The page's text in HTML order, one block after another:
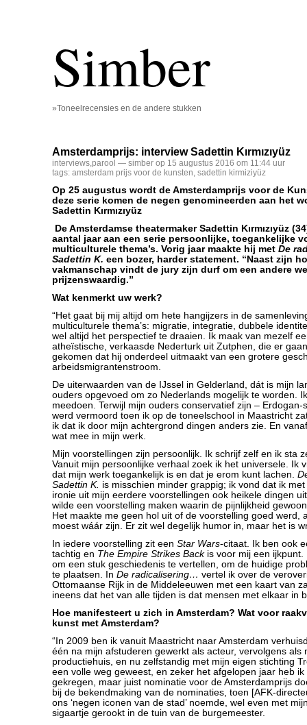
Simber
»Toneelrecensies en de andere stukken
Amsterdamprijs: interview Sadettin Kırmızıyüz
interviews,parool — simber op 15 augustus 2016 om 11:44 uur
tags: amsterdam prijs voor de kunsten, sadettin kirmiziyüz
Op 25 augustus wordt de Amsterdamprijs voor de
deze serie komen de negen genomineerden aan het
Sadettin Kırmızıyüz
De Amsterdamse theatermaker Sadettin Kırmızıyüz
aantal jaar aan een serie persoonlijke, toegankelijke
multiculturele thema’s. Vorig jaar maakte hij met De
Sadettin K. een bozer, harder statement. “Naast zijn
vakmanschap vindt de jury zijn durf om een andere
prijzenswaardig.”
Wat kenmerkt uw werk?
“Het gaat bij mij altijd om hete hangijzers in de
multiculturele thema’s: migratie, integratie, dubbele
wel altijd het perspectief te draaien. Ik maak van mezelf
atheïstische, verkaasde Nederturk uit Zutphen, die er
gekomen dat hij onderdeel uitmaakt van een grotere
arbeidsmigrantenstroom.
De uiterwaarden van de IJssel in Gelderland, dát is mijn
ouders opgevoed om zo Nederlands mogelijk te worden.
meedoen. Terwijl mijn ouders conservatief zijn – Erdogan-
werd vermoord toen ik op de toneelschool in Maastricht
ik dat ik door mijn achtergrond dingen anders zie. En
wat mee in mijn werk.
Mijn voorstellingen zijn persoonlijk. Ik schrijf zelf en ik sta
Vanuit mijn persoonlijke verhaal zoek ik het universele. Ik
dat mijn werk toegankelijk is en dat je erom kunt lachen.
Sadettin K. is misschien minder grappig; ik vond dat ik
ironie uit mijn eerdere voorstellingen ook heikele dingen
wilde een voorstelling maken waarin de pijnlijkheid
Het maakte me geen hol uit of de voorstelling goed werd,
moest wáár zijn. Er zit wel degelijk humor in, maar het is
In iedere voorstelling zit een Star Wars-citaat. Ik ben ook
tachtig en The Empire Strikes Backis voor mij een ijkpunt.
om een stuk geschiedenis te vertellen, om de huidige
te plaatsen. In De radicalisering… vertel ik over de
Ottomaanse Rijk in de Middeleeuwen met een kaart van
ineens dat het van alle tijden is dat mensen met elkaar in
Hoe manifesteert u zich in Amsterdam? Wat voor
kunst met Amsterdam?
“In 2009 ben ik vanuit Maastricht naar Amsterdam
één na mijn afstuderen gewerkt als acteur, vervolgens als
productiehuis, en nu zelfstandig met mijn eigen stichting
een volle weg geweest, en zeker het afgelopen jaar heb
gekregen, maar juist nominatie voor de Amsterdamprijs
bij de bekendmaking van de nominaties, toen [AFK-
ons ‘negen iconen van de stad’ noemde, wel even met
sigaartje gerookt in de tuin van de burgemeester.